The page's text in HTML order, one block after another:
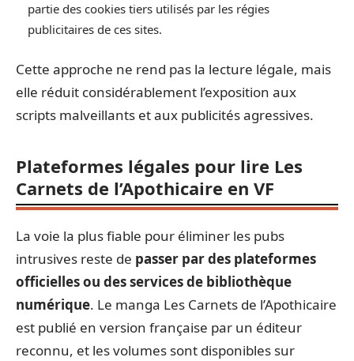
partie des cookies tiers utilisés par les régies
publicitaires de ces sites.
Cette approche ne rend pas la lecture légale, mais
elle réduit considérablement l’exposition aux
scripts malveillants et aux publicités agressives.
Plateformes légales pour lire Les
Carnets de l’Apothicaire en VF
La voie la plus fiable pour éliminer les pubs
intrusives reste de passer par des plateformes
officielles ou des services de bibliothèque
numérique. Le manga Les Carnets de l’Apothicaire
est publié en version française par un éditeur
reconnu, et les volumes sont disponibles sur